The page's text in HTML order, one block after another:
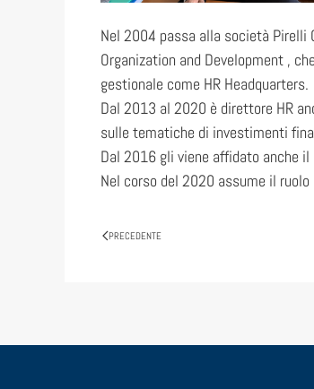
Nel 2004 passa alla società Pirelli
Organization and Development ,
gestionale come HR Headquarters.
Dal 2013 al 2020 è direttore HR
sulle tematiche di investimenti
Dal 2016 gli viene affidato anche
Nel corso del 2020 assume il ruolo
PRECEDENTE